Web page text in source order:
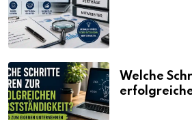
Welche